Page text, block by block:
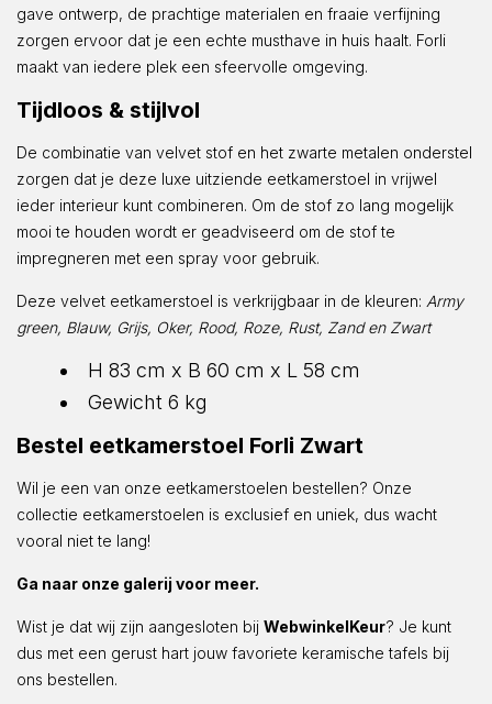
gave ontwerp, de prachtige materialen en fraaie verfijning
zorgen ervoor dat je een echte musthave in huis haalt. Forli
maakt van iedere plek een sfeervolle omgeving.
Tijdloos & stijlvol
De combinatie van velvet stof en het zwarte metalen onderstel
zorgen dat je deze luxe uitziende eetkamerstoel in vrijwel
ieder interieur kunt combineren. Om de stof zo lang mogelijk
mooi te houden wordt er geadviseerd om de stof te
impregneren met een spray voor gebruik.
Deze velvet eetkamerstoel is verkrijgbaar in de kleuren: Army
green, Blauw, Grijs, Oker, Rood, Roze, Rust, Zand en Zwart
H 83 cm x B 60 cm x L 58 cm
Gewicht 6 kg
Bestel eetkamerstoel Forli Zwart
Wil je een van onze eetkamerstoelen bestellen? Onze
collectie eetkamerstoelen is exclusief en uniek, dus wacht
vooral niet te lang!
Ga naar onze galerij voor meer.
Wist je dat wij zijn aangesloten bij WebwinkelKeur? Je kunt
dus met een gerust hart jouw favoriete keramische tafels bij
ons bestellen.